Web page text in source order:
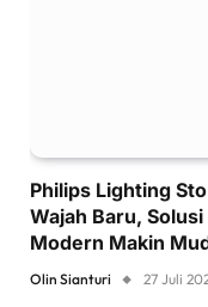
Philips Lighting
Wajah Baru,
Modern Makin
Olin Sianturi 27 Juli